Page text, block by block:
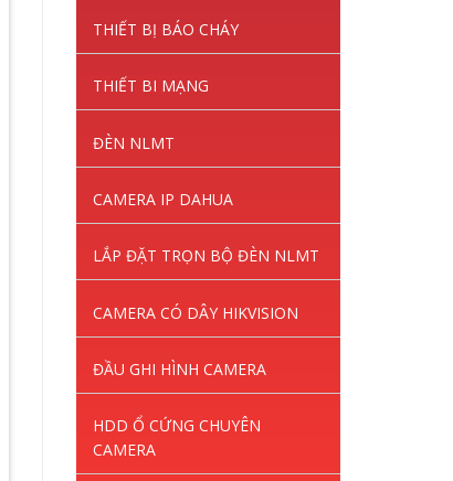
THIẾT BỊ BÁO CHÁY
THIẾT BI MẠNG
ĐÈN NLMT
CAMERA IP DAHUA
LẮP ĐẶT TRỌN BỘ ĐÈN NLMT
CAMERA CÓ DÂY HIKVISION
ĐẦU GHI HÌNH CAMERA
HDD Ổ CỨNG CHUYÊN
CAMERA